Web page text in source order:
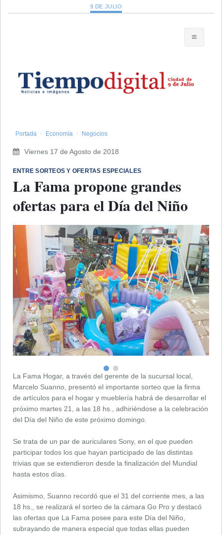
9 DE JULIO
Portada Economía Negocios
Viernes 17 de Agosto de 2018
ENTRE SORTEOS Y OFERTAS ESPECIALES
La Fama propone grandes
ofertas para el Día del Niño
La Fama Hogar, a través del gerente de la sucursal local,
Marcelo Suanno, presentó el importante sorteo que la firma
de artículos para el hogar y mueblería habrá de desarrollar el
próximo martes 21, a las 18 hs., adhiriéndose a la celebración
del Día del Niño de este próximo domingo.
Se trata de un par de auriculares Sony, en el que pueden
participar todos los que hayan participado de las distintas
trivias que se extendieron desde la finalización del Mundial
hasta estos días.
Asimismo, Suanno recordó que el 31 del corriente mes, a las
18 hs., se realizará el sorteo de la cámara Go Pro y destacó
las ofertas que La Fama posee para este Día del Niño,
subrayando de manera especial que todas ellas pueden